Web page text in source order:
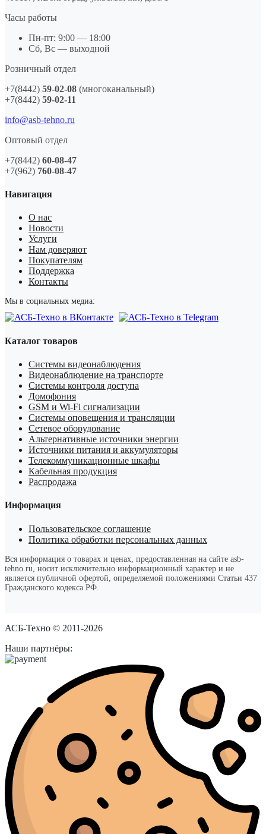
Часы работы
Пн-пт: 9:00 — 18:00
Сб, Вс — выходной
Розничный отдел
+7(8442) 59-02-08 (многоканальный)
+7(8442) 59-02-11
info@asb-tehno.ru
Оптовый отдел
+7(8442) 60-08-47
+7(962) 760-08-47
Навигация
О нас
Новости
Услуги
Нам доверяют
Покупателям
Поддержка
Контакты
Мы в социальных медиа:
Каталог товаров
Системы видеонаблюдения
Видеонаблюдение на транспорте
Системы контроля доступа
Домофония
GSM и Wi-Fi сигнализации
Системы оповещения и трансляции
Сетевое оборудование
Альтернативные источники энергии
Источники питания и аккумуляторы
Телекоммуникационные шкафы
Кабельная продукция
Распродажа
Информация
Пользовательское соглашение
Политика обработки персональных данных
Вся информация о товарах и ценах, предоставленная на сайте asb-
tehno.ru, носит исключительно информационный характер и не
является публичной офертой, определяемой положениями Статьи 437
Гражданского кодекса РФ.
АСБ-Техно © 2011-2026
Наши партнёры: